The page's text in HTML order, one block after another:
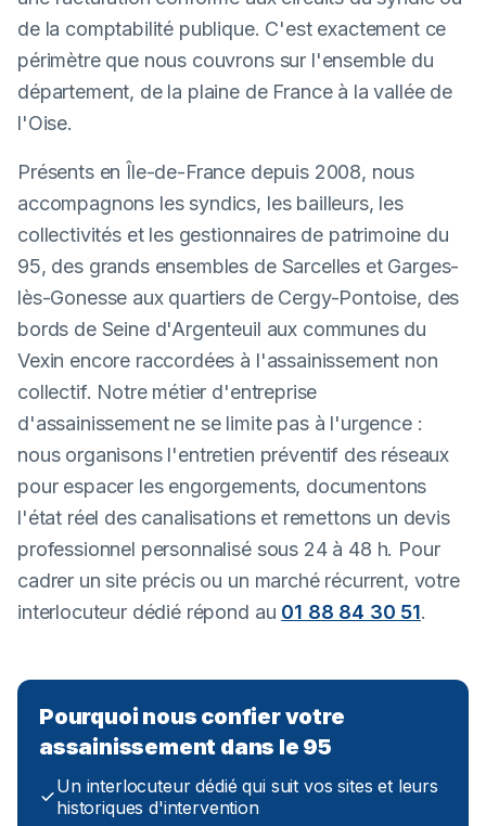
de la comptabilité publique. C'est exactement ce
périmètre que nous couvrons sur l'ensemble du
département, de la plaine de France à la vallée de
l'Oise.
Présents en Île-de-France depuis 2008, nous
accompagnons les syndics, les bailleurs, les
collectivités et les gestionnaires de patrimoine du
95, des grands ensembles de Sarcelles et Garges-
lès-Gonesse aux quartiers de Cergy-Pontoise, des
bords de Seine d'Argenteuil aux communes du
Vexin encore raccordées à l'assainissement non
collectif. Notre métier d'entreprise
d'assainissement ne se limite pas à l'urgence :
nous organisons l'entretien préventif des réseaux
pour espacer les engorgements, documentons
l'état réel des canalisations et remettons un devis
professionnel personnalisé sous 24 à 48 h. Pour
cadrer un site précis ou un marché récurrent, votre
interlocuteur dédié répond au 01 88 84 30 51.
Pourquoi nous confier votre
assainissement dans le 95
Un interlocuteur dédié qui suit vos sites et leurs
historiques d'intervention